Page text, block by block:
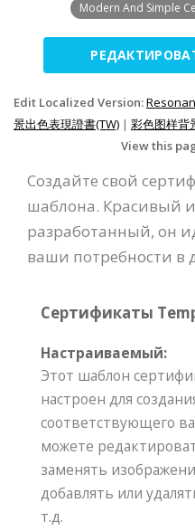
Modern And Simple
Edit Localized Version:
景出色表現證書(TW) | 彩色图样背
View this
Создайте свой
шаблона. Красивый
разработанный, он
ваши потребности в
Сертификаты
Настраиваемый:
Этот шаблон
настроен для
соответствующего
можете
заменять
добавлять или
т.д.